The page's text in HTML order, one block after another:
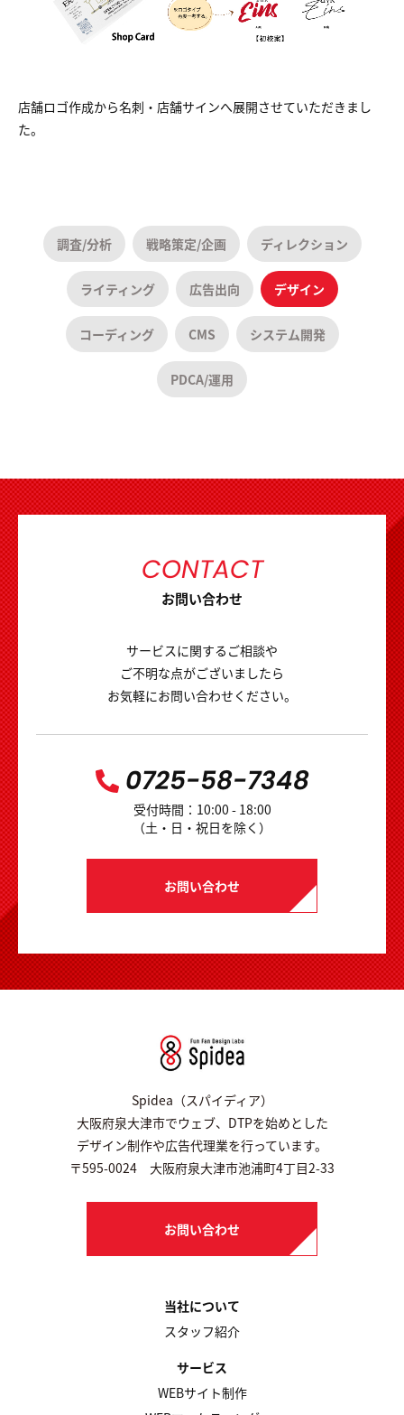
店舗ロゴ作成から名刺・店舗サインへ展開させていただきまし
た。
調査/分析 戦略策定/企画 ディレクション
ライティング 広告出向 デザイン
コーディング CMS システム開発
PDCA/運用
CONTACT
お問い合わせ
サービスに関するご相談や
ご不明な点がございましたら
お気軽にお問い合わせください。
0725-58-7348
受付時間：10:00 - 18:00
（土・日・祝日を除く）
お問い合わせ
Spidea（スパイディア）
大阪府泉大津市でウェブ、DTPを始めとした
デザイン制作や広告代理業を行っています。
〒595-0024 大阪府泉大津市池浦町4丁目2-33
お問い合わせ
当社について
スタッフ紹介
サービス
WEBサイト制作